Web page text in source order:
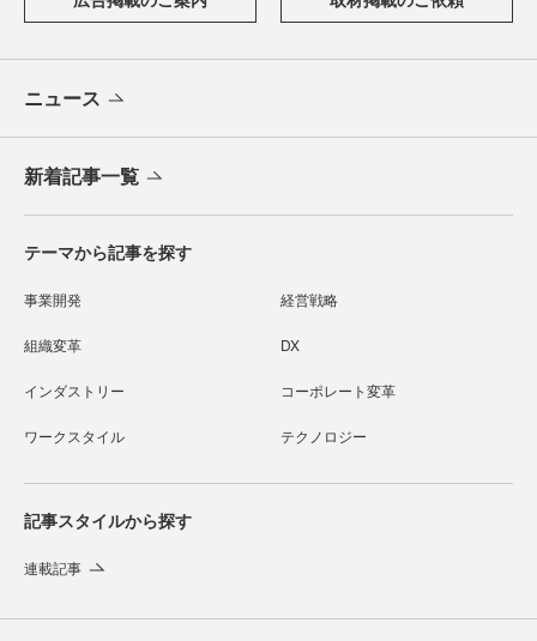
ニュース
新着記事一覧
テーマから記事を探す
事業開発 経営戦略
組織変革 DX
インダストリー コーポレート変革
ワークスタイル テクノロジー
記事スタイルから探す
連載記事